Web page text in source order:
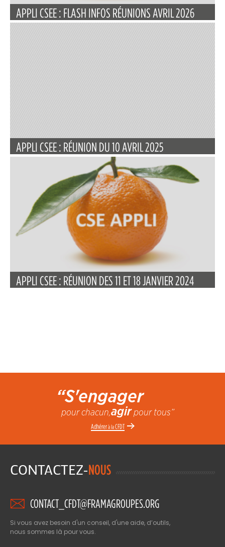
APPLI CSEE : FLASH INFOS RÉUNIONS AVRIL 2026
APPLI CSEE : RÉUNION DU 10 AVRIL 2025
APPLI CSEE : RÉUNION DES 11 ET 18 JANVIER 2024
“S'engager
pour chacun,agirpour tous”
Adhérerà laCFDT
CONTACTEZ-NOUS
CONTACT_CFDT@FRAMAGROUPES.ORG
Si vous avez besoin d'un conseil, d'une aide, d’outils,
nous sommes là pour vous.